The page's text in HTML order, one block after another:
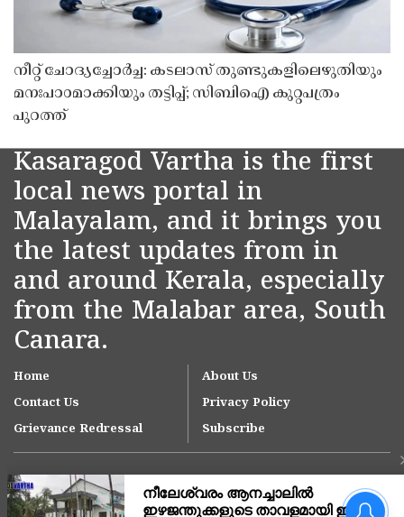
നീറ്റ് ചോദ്യച്ചോർച്ച: കടലാസ് തുണ്ടുകളിലെഴുതിയും
മനഃപാഠമാക്കിയും തട്ടിപ്പ്; സിബിഐ കുറ്റപത്രം
പുറത്ത്
Kasaragod Vartha is the first
local news portal in
Malayalam, and it brings you
the latest updates from in
and around Kerala, especially
from the Malabar area, South
Canara.
Home
About Us
Contact Us
Privacy Policy
Grievance Redressal
Subscribe